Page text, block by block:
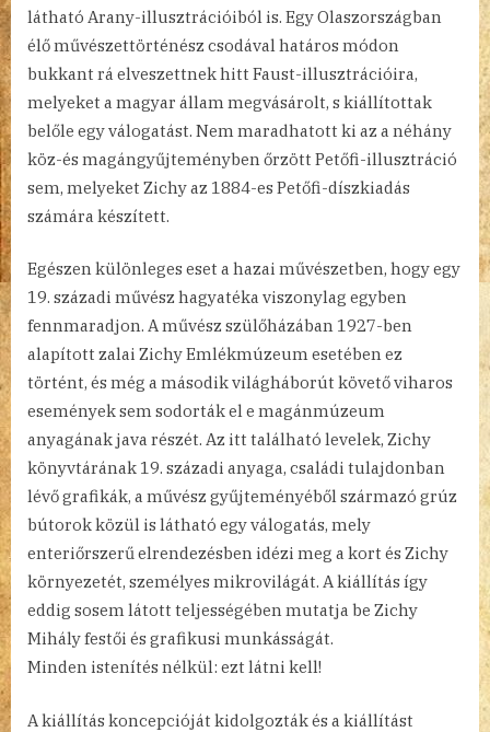
látható Arany-illusztrációiból is. Egy Olaszországban
élő művészettörténész csodával határos módon
bukkant rá elveszettnek hitt Faust-illusztrációira,
melyeket a magyar állam megvásárolt, s kiállítottak
belőle egy válogatást. Nem maradhatott ki az a néhány
köz-és magángyűjteményben őrzött Petőfi-illusztráció
sem, melyeket Zichy az 1884-es Petőfi-díszkiadás
számára készített.
Egészen különleges eset a hazai művészetben, hogy egy
19. századi művész hagyatéka viszonylag egyben
fennmaradjon. A művész szülőházában 1927-ben
alapított zalai Zichy Emlékmúzeum esetében ez
történt, és még a második világháborút követő viharos
események sem sodorták el e magánmúzeum
anyagának java részét. Az itt található levelek, Zichy
könyvtárának 19. századi anyaga, családi tulajdonban
lévő grafikák, a művész gyűjteményéből származó grúz
bútorok közül is látható egy válogatás, mely
enteriőrszerű elrendezésben idézi meg a kort és Zichy
környezetét, személyes mikrovilágát. A kiállítás így
eddig sosem látott teljességében mutatja be Zichy
Mihály festői és grafikusi munkásságát.
Minden istenítés nélkül: ezt látni kell!
A kiállítás koncepcióját kidolgozták és a kiállítást